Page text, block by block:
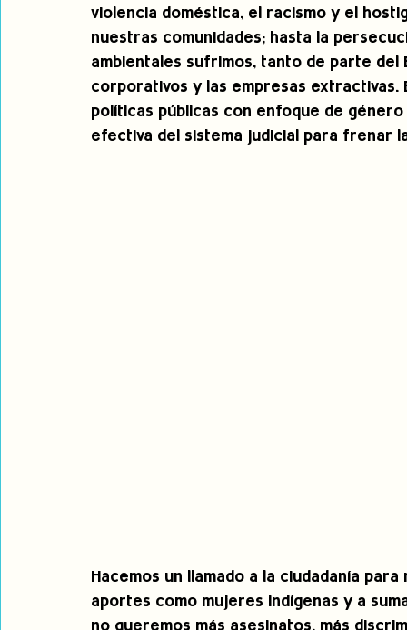
violencia doméstica, el racismo y el
nuestras comunidades; hasta la
ambientales sufrimos, tanto de parte del
corporativos y las empresas extractivas.
políticas públicas con enfoque de
efectiva del sistema judicial para frenar
Hacemos un llamado a la ciudadanía
aportes como mujeres indígenas y a